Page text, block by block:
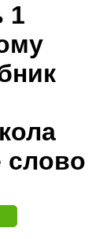
1
слово